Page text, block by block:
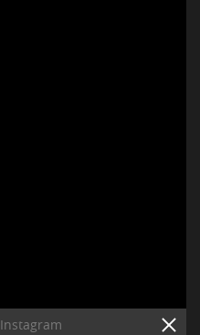
Instagram